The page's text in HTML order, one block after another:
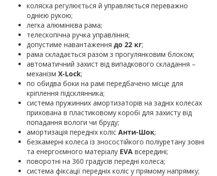
коляска регулюється й управляється переважно
однією рукою;
легка алюмінієва рама;
телескопічна ручка управління;
допустиме навантаження до 22 кг;
рама складається разом з прогулянковим блоком;
автоматичний захист від випадкового складання –
механізм X-Lock;
по обидва боки на рамі передбачено місце для
кріплення підсклянника;
система пружинних амортизаторів на задніх колесах
прихована в пластиковому коробі для захисту від
попадання вологи чи бруду;
амортизація передніх коліс Анти-Шок;
безкамерні колеса із зносостійкого поліуретану зовні
та енергоємного матеріалу EVA всередині;
поворотні на 360 градусів передні колеса;
система фіксації передніх коліс у прямому напрямку;